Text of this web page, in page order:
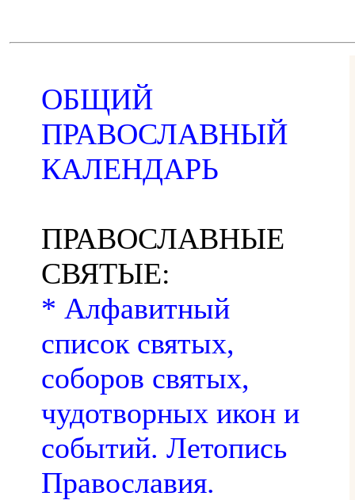
ОБЩИЙ
ПРАВОСЛАВНЫЙ
КАЛЕНДАРЬ
ПРАВОСЛАВНЫЕ
СВЯТЫЕ:
* Алфавитный
список святых,
соборов святых,
чудотворных икон и
событий. Летопись
Православия.